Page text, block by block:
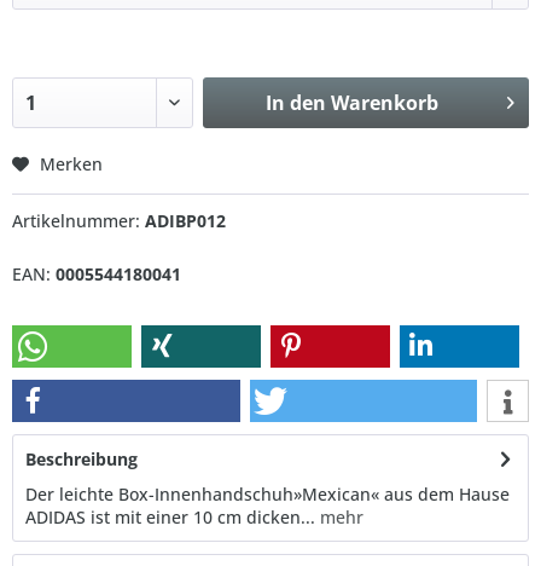
In den Warenkorb
Merken
Artikelnummer: ADIBP012
EAN: 0005544180041
Beschreibung
Der leichte Box-Innenhandschuh»Mexican« aus dem Hause
ADIDAS ist mit einer 10 cm dicken... mehr